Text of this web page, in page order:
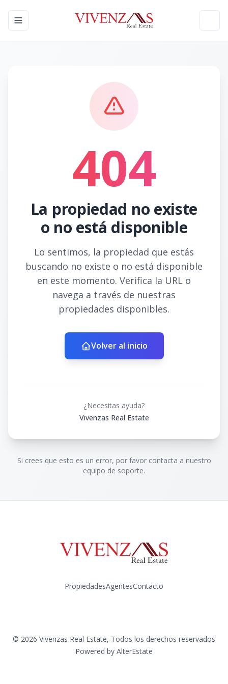
Toggle navigation menu
404
La propiedad no existe
o no está disponible
Lo sentimos, la propiedad que estás
buscando no existe o no está disponible
en este momento. Verifica la URL o
navega a través de nuestras
propiedades disponibles.
Volver al inicio
¿Necesitas ayuda?
Vivenzas Real Estate
Si crees que esto es un error, por favor contacta a nuestro
equipo de soporte.
PropiedadesAgentesContacto
© 2026 Vivenzas Real Estate, Todos los derechos reservados
Powered by AlterEstate